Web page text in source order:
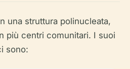
una struttura polinucleata,
più centri comunitari. I suoi
sono: